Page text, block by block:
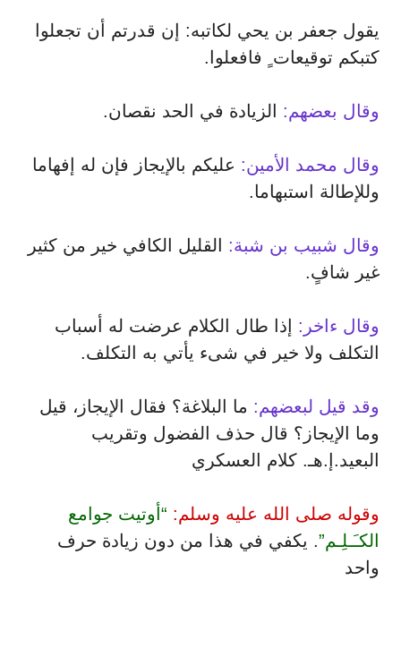
يقول جعفر بن يحي لكاتبه: إن قدرتم أن تجعلوا
كتبكم توقيعات ٍ فافعلوا.
وقال بعضهم: الزيادة في الحد نقصان.
وقال محمد الأمين: عليكم بالإيجاز فإن له إفهاما
وللإطالة استبهاما.
وقال شبيب بن شبة: القليل الكافي خير من كثير
غير شافٍ.
وقال ءاخر: إذا طال الكلام عرضت له أسباب
التكلف ولا خير في شىء يأتي به التكلف.
وقد قيل لبعضهم: ما البلاغة؟ فقال الإيجاز، قيل
وما الإيجاز؟ قال حذف الفضول وتقريب
البعيد.إ.هـ. كلام العسكري
وقوله صلى الله عليه وسلم: “أوتيت جوامع
الكـَـلِـم”. يكفي في هذا من دون زيادة حرف
واحد